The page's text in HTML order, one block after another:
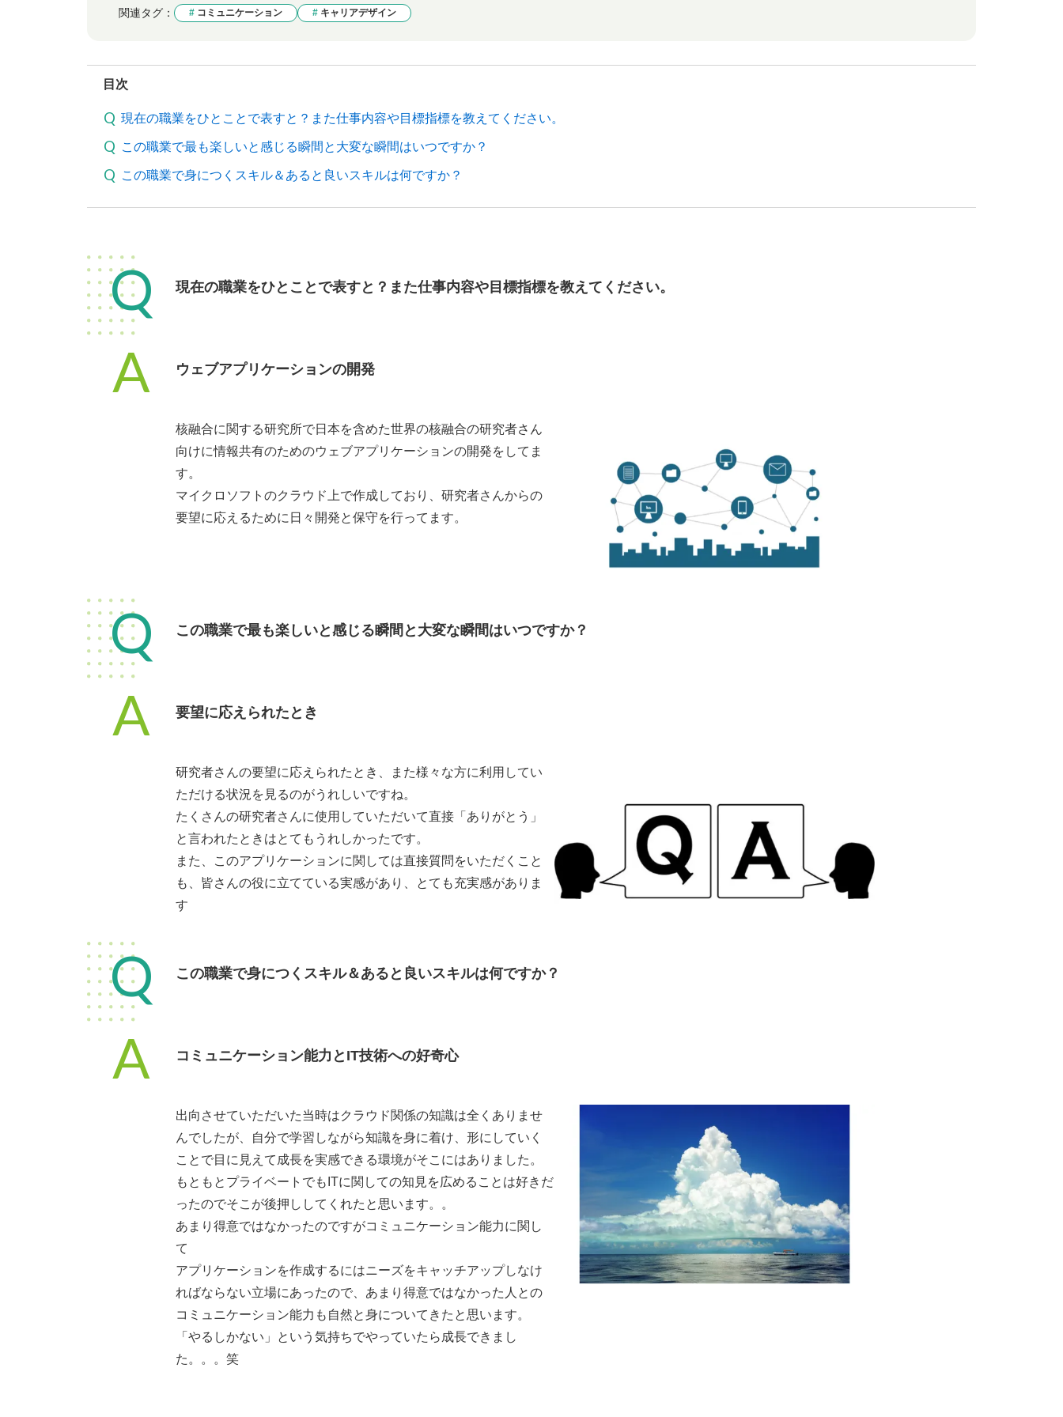
関連タグ： コミュニケーション キャリアデザイン
目次
現在の職業をひとことで表すと？また仕事内容や目標指標を教えてください。
この職業で最も楽しいと感じる瞬間と大変な瞬間はいつですか？
この職業で身につくスキル＆あると良いスキルは何ですか？
Q 現在の職業をひとことで表すと？また仕事内容や目標指標を教えてください。
A ウェブアプリケーションの開発
核融合に関する研究所で日本を含めた世界の核融合の研究者さん
向けに情報共有のためのウェブアプリケーションの開発をしてま
す。
マイクロソフトのクラウド上で作成しており、研究者さんからの
要望に応えるために日々開発と保守を行ってます。
Q この職業で最も楽しいと感じる瞬間と大変な瞬間はいつですか？
A 要望に応えられたとき
研究者さんの要望に応えられたとき、また様々な方に利用してい
ただける状況を見るのがうれしいですね。
たくさんの研究者さんに使用していただいて直接「ありがとう」
と言われたときはとてもうれしかったです。
また、このアプリケーションに関しては直接質問をいただくこと
も、皆さんの役に立てている実感があり、とても充実感がありま
す
Q この職業で身につくスキル＆あると良いスキルは何ですか？
A コミュニケーション能力とIT技術への好奇心
出向させていただいた当時はクラウド関係の知識は全くありませ
んでしたが、自分で学習しながら知識を身に着け、形にしていく
ことで目に見えて成長を実感できる環境がそこにはありました。
もともとプライベートでもITに関しての知見を広めることは好きだ
ったのでそこが後押ししてくれたと思います。。
あまり得意ではなかったのですがコミュニケーション能力に関し
て
アプリケーションを作成するにはニーズをキャッチアップしなけ
ればならない立場にあったので、あまり得意ではなかった人との
コミュニケーション能力も自然と身についてきたと思います。
「やるしかない」という気持ちでやっていたら成長できまし
た。。。笑